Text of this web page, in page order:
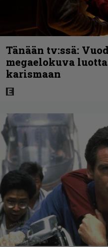
Tänään tv:ssä:
megaelokuva
karismaan